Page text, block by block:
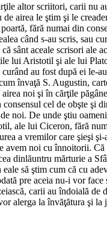
altor scriitori, carii nu
airea le ştim şi le
fără numai din
când s-au scris, sau
sânt aceale scrisori ale
lui Aristotil şi ale lui
au fost după ei le-
învaţă S. Augustin,
noi şi în cărţile
cel de obşte şi
noi. De unde ştiu
ale lui Ciceron, fără
a vremilor care şieşi şi-
avem noi cu înnoitorii. Că
dinlăuntru mărturie a
să ştim cum că cu
pre aceia nu-i vor face
carii au îndoială de
alerga la învăţătura şi la